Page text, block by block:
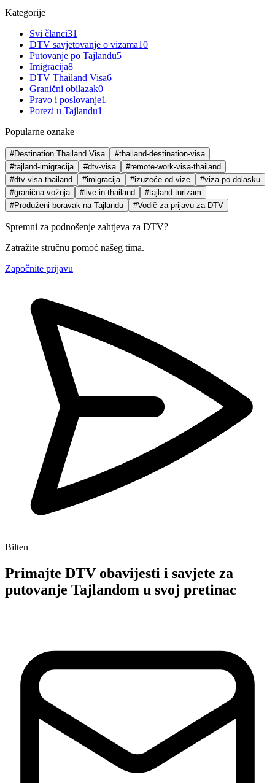
Kategorije
Svi članci31
DTV savjetovanje o vizama10
Putovanje po Tajlandu5
Imigracija8
DTV Thailand Visa6
Granični obilazak0
Pravo i poslovanje1
Porezi u Tajlandu1
Popularne oznake
#Destination Thailand Visa
#thailand-destination-visa
#tajland-imigracija
#dtv-visa
#remote-work-visa-thailand
#dtv-visa-thailand
#imigracija #izuzeće-od-vize
#viza-po-dolasku
#granična vožnja
#live-in-thailand
#tajland-turizam
#Produženi boravak na Tajlandu
#Vodič za prijavu za DTV
Spremni za podnošenje zahtjeva za DTV?
Zatražite stručnu pomoć našeg tima.
Započnite prijavu
Bilten
Primajte DTV obavijesti i savjete za
putovanje Tajlandom u svoj pretinac